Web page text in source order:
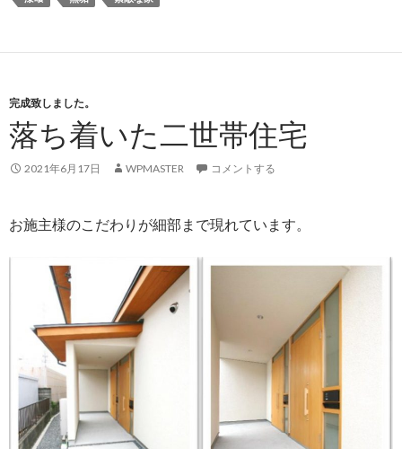
完成致しました。
落ち着いた二世帯住宅
2021年6月17日 WPMASTER コメントする
お施主様のこだわりが細部まで現れています。